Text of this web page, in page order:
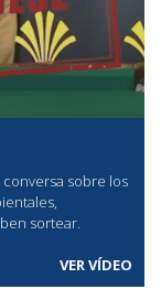
conversa sobre los
sortear.
VER VÍDEO